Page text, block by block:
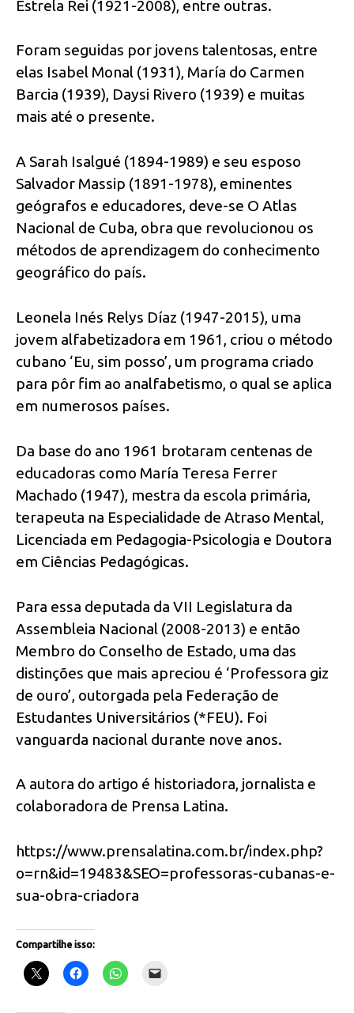
Estrela Rei (1921-2008), entre outras.
Foram seguidas por jovens talentosas, entre
elas Isabel Monal (1931), María do Carmen
Barcia (1939), Daysi Rivero (1939) e muitas
mais até o presente.
A Sarah Isalgué (1894-1989) e seu esposo
Salvador Massip (1891-1978), eminentes
geógrafos e educadores, deve-se O Atlas
Nacional de Cuba, obra que revolucionou os
métodos de aprendizagem do conhecimento
geográfico do país.
Leonela Inés Relys Díaz (1947-2015), uma
jovem alfabetizadora em 1961, criou o método
cubano ‘Eu, sim posso’, um programa criado
para pôr fim ao analfabetismo, o qual se aplica
em numerosos países.
Da base do ano 1961 brotaram centenas de
educadoras como María Teresa Ferrer
Machado (1947), mestra da escola primária,
terapeuta na Especialidade de Atraso Mental,
Licenciada em Pedagogia-Psicologia e Doutora
em Ciências Pedagógicas.
Para essa deputada da VII Legislatura da
Assembleia Nacional (2008-2013) e então
Membro do Conselho de Estado, uma das
distinções que mais apreciou é ‘Professora giz
de ouro’, outorgada pela Federação de
Estudantes Universitários (*FEU). Foi
vanguarda nacional durante nove anos.
A autora do artigo é historiadora, jornalista e
colaboradora de Prensa Latina.
https://www.prensalatina.com.br/index.php?
o=rn&id=19483&SEO=professoras-cubanas-e-
sua-obra-criadora
Compartilhe isso: